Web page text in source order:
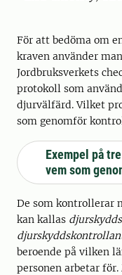
För att bedöma om
kraven använder
Jordbruksverkets
protokoll som
djurvälfärd. Vilket
som genomför
Exempel på
vem som
De som kontrollerar
kan kallas
beroende på vilken
personen arbetar